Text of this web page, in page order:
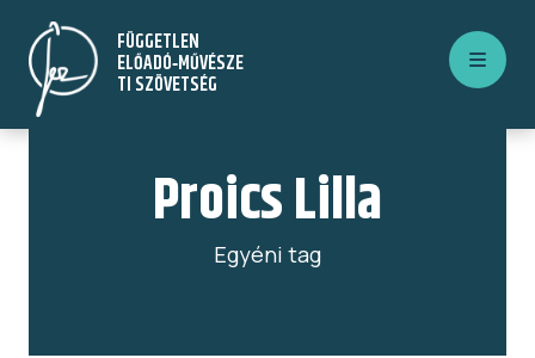
Ugrás
tartalomra
FÜGGETLEN
ELŐADÓ‑MŰVÉSZE
TI SZÖVETSÉG
Proics Lilla
Egyéni tag